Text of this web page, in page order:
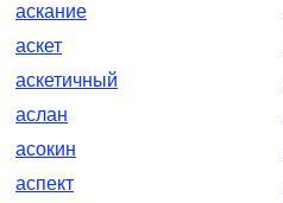
аскание
аскет
аскетичный
аслан
асокин
аспект